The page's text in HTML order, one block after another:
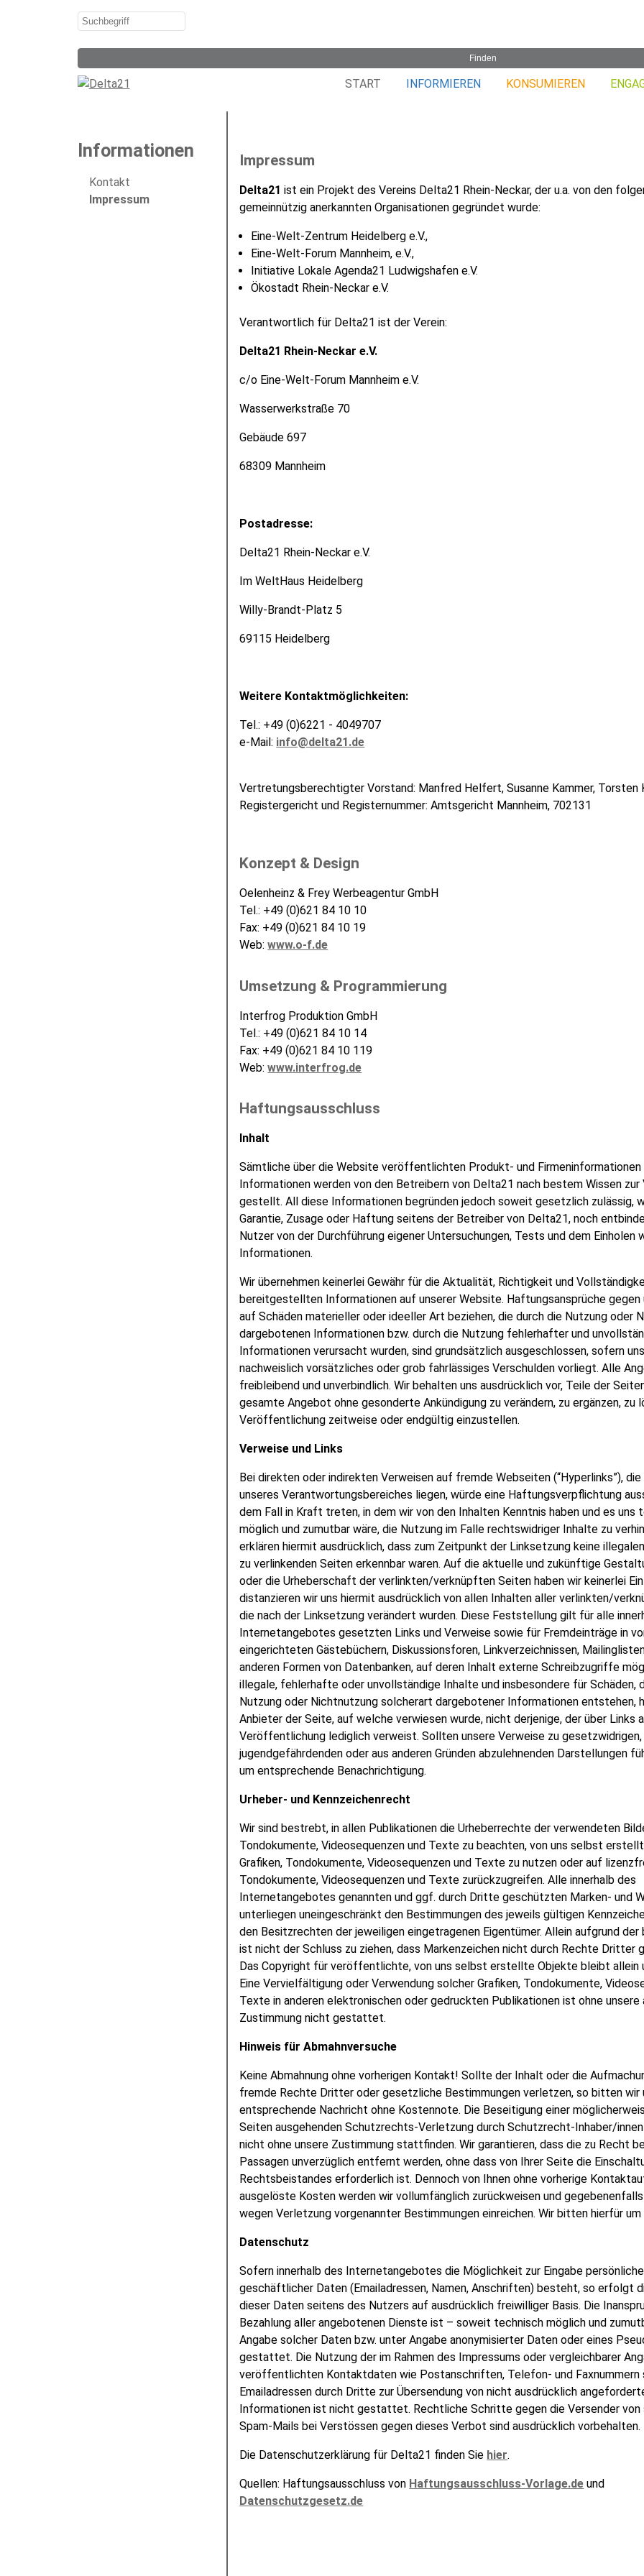
START INFORMIEREN KONSUMIEREN
Informationen
Kontakt
Impressum
Impressum
Delta21ist ein Projekt des Vereins Delta21 Rhein-Neckar, der u.a. von den
gemeinnützig anerkannten Organisationen gegründet wurde:
Eine-Welt-Zentrum Heidelberg e.V.,
Eine-Welt-Forum Mannheim, e.V.,
Initiative Lokale Agenda21 Ludwigshafen e.V.
Ökostadt Rhein-Neckar e.V.
Verantwortlich für Delta21 ist der Verein:
Delta21 Rhein-Neckar e.V.
c/o Eine-Welt-Forum Mannheim e.V.
Wasserwerkstraße 70
Gebäude 697
68309 Mannheim
Postadresse:
Delta21 Rhein-Neckar e.V.
Im WeltHaus Heidelberg
Willy-Brandt-Platz 5
69115 Heidelberg
Weitere Kontaktmöglichkeiten:
Tel.: +49 (0)6221 - 4049707
e-Mail: info@delta21.de
Vertretungsberechtigter Vorstand: Manfred Helfert, Susanne Kammer, Torsten
Registergericht und Registernummer: Amtsgericht Mannheim, 702131
Konzept & Design
Oelenheinz & Frey Werbeagentur GmbH
Tel.: +49 (0)621 84 10 10
Fax: +49 (0)621 84 10 19
Web:www.o-f.de
Umsetzung & Programmierung
Interfrog Produktion GmbH
Tel.: +49 (0)621 84 10 14
Fax: +49 (0)621 84 10 119
Web:www.interfrog.de
Haftungsausschluss
Inhalt
Sämtliche über die Website veröffentlichten Produkt- und
Informationen werden von den Betreibern von Delta21 nach bestem Wissen zur
gestellt. All diese Informationen begründen jedoch soweit gesetzlich zulässig,
Garantie, Zusage oder Haftung seitens der Betreiber von Delta21, noch
Nutzer von der Durchführung eigener Untersuchungen, Tests und dem Einholen
Informationen.
Wir übernehmen keinerlei Gewähr für die Aktualität, Richtigkeit und
bereitgestellten Informationen auf unserer Website. Haftungsansprüche gegen
auf Schäden materieller oder ideeller Art beziehen, die durch die Nutzung oder
dargebotenen Informationen bzw. durch die Nutzung fehlerhafter und
Informationen verursacht wurden, sind grundsätzlich ausgeschlossen, sofern
nachweislich vorsätzliches oder grob fahrlässiges Verschulden vorliegt. Alle
freibleibend und unverbindlich. Wir behalten uns ausdrücklich vor, Teile der
gesamte Angebot ohne gesonderte Ankündigung zu verändern, zu ergänzen, zu
Veröffentlichung zeitweise oder endgültig einzustellen.
Verweise und Links
Bei direkten oder indirekten Verweisen auf fremde Webseiten (“Hyperlinks”), die
unseres Verantwortungsbereiches liegen, würde eine Haftungsverpflichtung
dem Fall in Kraft treten, in dem wir von den Inhalten Kenntnis haben und es uns
möglich und zumutbar wäre, die Nutzung im Falle rechtswidriger Inhalte zu
erklären hiermit ausdrücklich, dass zum Zeitpunkt der Linksetzung keine
zu verlinkenden Seiten erkennbar waren. Auf die aktuelle und zukünftige
oder die Urheberschaft der verlinkten/verknüpften Seiten haben wir keinerlei
distanzieren wir uns hiermit ausdrücklich von allen Inhalten aller verlinkten/
die nach der Linksetzung verändert wurden. Diese Feststellung gilt für alle
Internetangebotes gesetzten Links und Verweise sowie für Fremdeinträge in
eingerichteten Gästebüchern, Diskussionsforen, Linkverzeichnissen,
anderen Formen von Datenbanken, auf deren Inhalt externe Schreibzugriffe
illegale, fehlerhafte oder unvollständige Inhalte und insbesondere für Schäden,
Nutzung oder Nichtnutzung solcherart dargebotener Informationen entstehen,
Anbieter der Seite, auf welche verwiesen wurde, nicht derjenige, der über Links
Veröffentlichung lediglich verweist. Sollten unsere Verweise zu gesetzwidrigen,
jugendgefährdenden oder aus anderen Gründen abzulehnenden Darstellungen
um entsprechende Benachrichtigung.
Urheber- und Kennzeichenrecht
Wir sind bestrebt, in allen Publikationen die Urheberrechte der verwendeten
Tondokumente, Videosequenzen und Texte zu beachten, von uns selbst
Grafiken, Tondokumente, Videosequenzen und Texte zu nutzen oder auf
Tondokumente, Videosequenzen und Texte zurückzugreifen. Alle innerhalb des
Internetangebotes genannten und ggf. durch Dritte geschützten Marken- und
unterliegen uneingeschränkt den Bestimmungen des jeweils gültigen
den Besitzrechten der jeweiligen eingetragenen Eigentümer. Allein aufgrund der
ist nicht der Schluss zu ziehen, dass Markenzeichen nicht durch Rechte Dritter
Das Copyright für veröffentlichte, von uns selbst erstellte Objekte bleibt allein
Eine Vervielfältigung oder Verwendung solcher Grafiken, Tondokumente,
Texte in anderen elektronischen oder gedruckten Publikationen ist ohne unsere
Zustimmung nicht gestattet.
Hinweis für Abmahnversuche
Keine Abmahnung ohne vorherigen Kontakt! Sollte der Inhalt oder die
fremde Rechte Dritter oder gesetzliche Bestimmungen verletzen, so bitten wir
entsprechende Nachricht ohne Kostennote. Die Beseitigung einer
Seiten ausgehenden Schutzrechts-Verletzung durch Schutzrecht-Inhaber/
nicht ohne unsere Zustimmung stattfinden. Wir garantieren, dass die zu Recht
Passagen unverzüglich entfernt werden, ohne dass von Ihrer Seite die
Rechtsbeistandes erforderlich ist. Dennoch von Ihnen ohne vorherige
ausgelöste Kosten werden wir vollumfänglich zurückweisen und
wegen Verletzung vorgenannter Bestimmungen einreichen. Wir bitten hierfür um
Datenschutz
Sofern innerhalb des Internetangebotes die Möglichkeit zur Eingabe
geschäftlicher Daten (Emailadressen, Namen, Anschriften) besteht, so erfolgt
dieser Daten seitens des Nutzers auf ausdrücklich freiwilliger Basis. Die
Bezahlung aller angebotenen Dienste ist – soweit technisch möglich und
Angabe solcher Daten bzw. unter Angabe anonymisierter Daten oder eines
gestattet. Die Nutzung der im Rahmen des Impressums oder vergleichbarer
veröffentlichten Kontaktdaten wie Postanschriften, Telefon- und Faxnummern
Emailadressen durch Dritte zur Übersendung von nicht ausdrücklich
Informationen ist nicht gestattet. Rechtliche Schritte gegen die Versender von
Spam-Mails bei Verstössen gegen dieses Verbot sind ausdrücklich vorbehalten.
Die Datenschutzerklärung für Delta21 finden Sie hier.
Quellen: Haftungsausschluss von Haftungsausschluss-Vorlage.de und
Datenschutzgesetz.de